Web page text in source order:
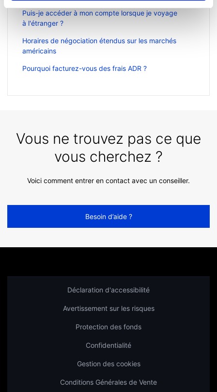
Puis-je accéder à mon compte lorsque je voyage
à l'étranger ?
Horaires de négociation étendus sur les marchés
américains
Pourquoi facturez-vous des frais ADR ?
Vous ne trouvez pas ce que
vous cherchez ?
Voici comment entrer en contact avec un conseiller.
Besoin d’aide ?
Déclaration d'accessibilité
Avertissement sur les risques
Protection des fonds
Confidentialité
Gestion des cookies
Conditions Générales de Vente